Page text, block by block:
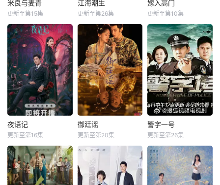
米良与麦青
更新至第15集
江海潮生
更新至第26集
嫁入高门
更新至第10集
夜语记
更新至第16集
御廷谣
更新至第20集
警字一号
更新至第26集